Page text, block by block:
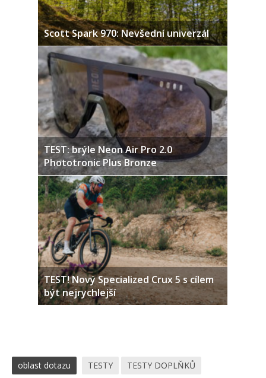
Scott Spark 970: Nevšední univerzál
TEST: brýle Neon Air Pro 2.0
Phototronic Plus Bronze
TEST! Nový Specialized Crux 5 s cílem
být nejrychlejší
oblast dotazu TESTY TESTY DOPLŇKŮ